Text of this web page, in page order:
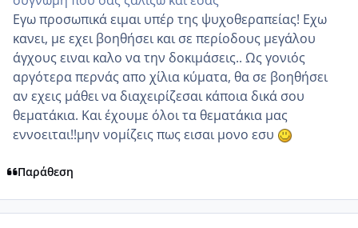
Εγω προσωπικά ειμαι υπέρ της ψυχοθεραπείας! Εχω
κανει, με εχει βοηθήσει και σε περίοδους μεγάλου
άγχους ειναι καλο να την δοκιμάσεις.. Ως γονιός
αργότερα περνάς απο χίλια κύματα, θα σε βοηθήσει
αν εχεις μάθει να διαχειρίζεσαι κάποια δικά σου
θεματάκια. Και έχουμε όλοι τα θεματάκια μας
εννοειται!!μην νομίζεις πως εισαι μονο εσυ
Παράθεση